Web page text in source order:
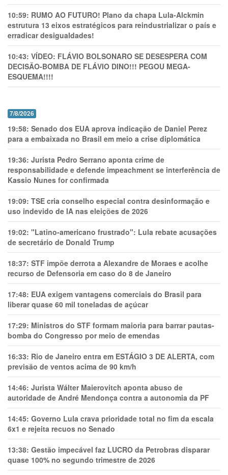
10:59: RUMO AO FUTURO! Plano da chapa Lula-Alckmin
estrutura 13 eixos estratégicos para reindustrializar o país e
erradicar desigualdades!
10:43: VÍDEO: FLÁVIO BOLSONARO SE DESESPERA COM
DECISÃO-BOMBA DE FLÁVIO DINO!!! PEGOU MEGA-
ESQUEMA!!!!
7/8/2026
19:58: Senado dos EUA aprova indicação de Daniel Perez
para a embaixada no Brasil em meio a crise diplomática
19:36: Jurista Pedro Serrano aponta crime de
responsabilidade e defende impeachment se interferência de
Kassio Nunes for confirmada
19:09: TSE cria conselho especial contra desinformação e
uso indevido de IA nas eleições de 2026
19:02: "Latino-americano frustrado": Lula rebate acusações
de secretário de Donald Trump
18:37: STF impõe derrota a Alexandre de Moraes e acolhe
recurso de Defensoria em caso do 8 de Janeiro
17:48: EUA exigem vantagens comerciais do Brasil para
liberar quase 60 mil toneladas de açúcar
17:29: Ministros do STF formam maioria para barrar pautas-
bomba do Congresso por meio de emendas
16:33: Rio de Janeiro entra em ESTÁGIO 3 DE ALERTA, com
previsão de ventos acima de 90 km/h
14:46: Jurista Wálter Maierovitch aponta abuso de
autoridade de André Mendonça contra a autonomia da PF
14:45: Governo Lula crava prioridade total no fim da escala
6x1 e rejeita recuos no Senado
13:38: Gestão impecável faz LUCRO da Petrobras disparar
quase 100% no segundo trimestre de 2026